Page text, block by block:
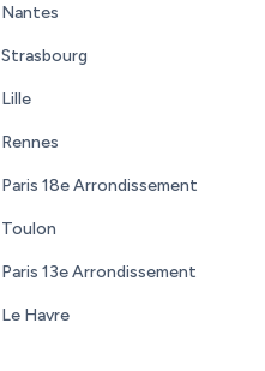
Nantes
Strasbourg
Lille
Rennes
Paris 18e Arrondissement
Toulon
Paris 13e Arrondissement
Le Havre